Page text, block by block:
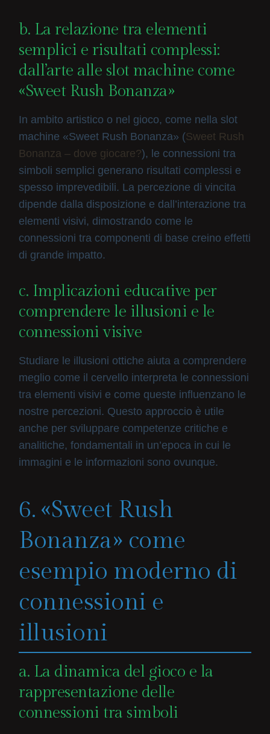
b. La relazione tra elementi
semplici e risultati complessi:
dall’arte alle slot machine come
«Sweet Rush Bonanza»
In ambito artistico o nel gioco, come nella slot
machine «Sweet Rush Bonanza» (Sweet Rush
Bonanza – dove giocare?), le connessioni tra
simboli semplici generano risultati complessi e
spesso imprevedibili. La percezione di vincita
dipende dalla disposizione e dall’interazione tra
elementi visivi, dimostrando come le
connessioni tra componenti di base creino effetti
di grande impatto.
c. Implicazioni educative per
comprendere le illusioni e le
connessioni visive
Studiare le illusioni ottiche aiuta a comprendere
meglio come il cervello interpreta le connessioni
tra elementi visivi e come queste influenzano le
nostre percezioni. Questo approccio è utile
anche per sviluppare competenze critiche e
analitiche, fondamentali in un’epoca in cui le
immagini e le informazioni sono ovunque.
6. «Sweet Rush
Bonanza» come
esempio moderno di
connessioni e
illusioni
a. La dinamica del gioco e la
rappresentazione delle
connessioni tra simboli